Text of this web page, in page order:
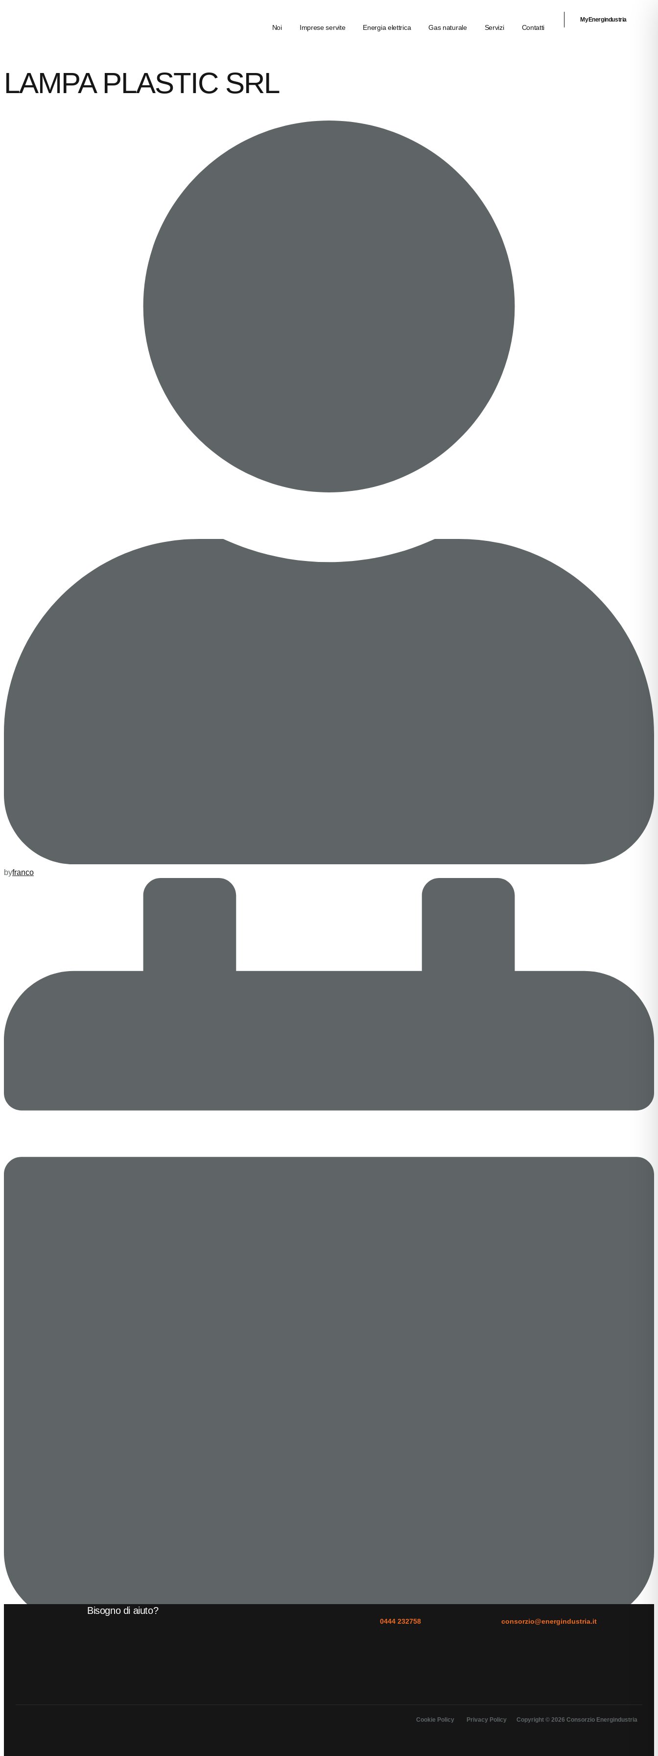
Noi Imprese servite Energia elettrica Gas naturale Servizi Contatti
MyEnergindustria
LAMPA PLASTIC SRL
byfranco
Bisogno di aiuto?
0444 232758 consorzio@energindustria.it
Copyright © 2026 Consorzio Energindustria
Privacy Policy
Cookie Policy